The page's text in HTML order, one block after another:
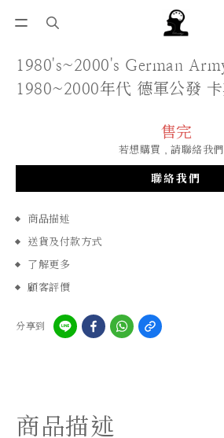
1980's~2000's German
1980~2000年代 德軍公發
售完
若想購買，請聯絡我們
聯絡我們
商品描述
送貨及付款方式
了解更多
顧客評價
分享到
商品描述